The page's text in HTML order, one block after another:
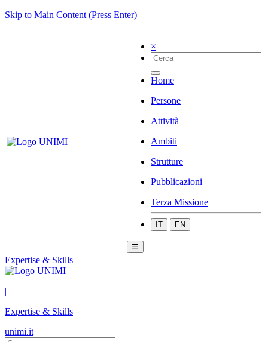
Skip to Main Content (Press Enter)
×
Home
Persone
Attività
Ambiti
Strutture
Pubblicazioni
Terza Missione
IT EN
☰
Expertise & Skills
|
Expertise & Skills
unimi.it